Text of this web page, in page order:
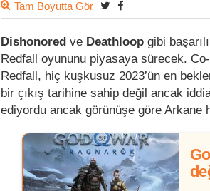
Tam Boyutta Gör
Dishonored ve Deathloop gibi
Redfall oyununu piyasaya sürecek.
Redfall, hiç kuşkusuz 2023’ün en
bir çıkış tarihine sahip değil ancak
ediyordu ancak görünüşe göre Arkane